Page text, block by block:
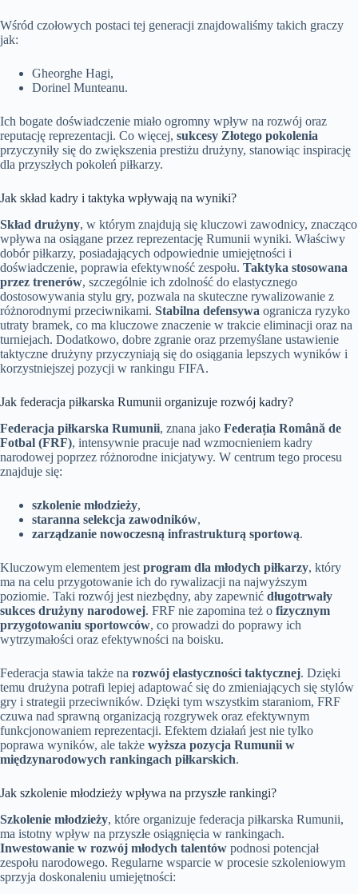
Wśród czołowych postaci tej generacji znajdowaliśmy takich graczy
jak:
Gheorghe Hagi,
Dorinel Munteanu.
Ich bogate doświadczenie miało ogromny wpływ na rozwój oraz
reputację reprezentacji. Co więcej, sukcesy Złotego pokolenia
przyczyniły się do zwiększenia prestiżu drużyny, stanowiąc inspirację
dla przyszłych pokoleń piłkarzy.
Jak skład kadry i taktyka wpływają na wyniki?
Skład drużyny, w którym znajdują się kluczowi zawodnicy, znacząco
wpływa na osiągane przez reprezentację Rumunii wyniki. Właściwy
dobór piłkarzy, posiadających odpowiednie umiejętności i
doświadczenie, poprawia efektywność zespołu. Taktyka stosowana
przez trenerów, szczególnie ich zdolność do elastycznego
dostosowywania stylu gry, pozwala na skuteczne rywalizowanie z
różnorodnymi przeciwnikami. Stabilna defensywa ogranicza ryzyko
utraty bramek, co ma kluczowe znaczenie w trakcie eliminacji oraz na
turniejach. Dodatkowo, dobre zgranie oraz przemyślane ustawienie
taktyczne drużyny przyczyniają się do osiągania lepszych wyników i
korzystniejszej pozycji w rankingu FIFA.
Jak federacja piłkarska Rumunii organizuje rozwój kadry?
Federacja piłkarska Rumunii, znana jako Federația Română de
Fotbal (FRF), intensywnie pracuje nad wzmocnieniem kadry
narodowej poprzez różnorodne inicjatywy. W centrum tego procesu
znajduje się:
szkolenie młodzieży,
staranna selekcja zawodników,
zarządzanie nowoczesną infrastrukturą sportową.
Kluczowym elementem jest program dla młodych piłkarzy, który
ma na celu przygotowanie ich do rywalizacji na najwyższym
poziomie. Taki rozwój jest niezbędny, aby zapewnić długotrwały
sukces drużyny narodowej. FRF nie zapomina też o fizycznym
przygotowaniu sportowców, co prowadzi do poprawy ich
wytrzymałości oraz efektywności na boisku.
Federacja stawia także na rozwój elastyczności taktycznej. Dzięki
temu drużyna potrafi lepiej adaptować się do zmieniających się stylów
gry i strategii przeciwników. Dzięki tym wszystkim staraniom, FRF
czuwa nad sprawną organizacją rozgrywek oraz efektywnym
funkcjonowaniem reprezentacji. Efektem działań jest nie tylko
poprawa wyników, ale także wyższa pozycja Rumunii w
międzynarodowych rankingach piłkarskich.
Jak szkolenie młodzieży wpływa na przyszłe rankingi?
Szkolenie młodzieży, które organizuje federacja piłkarska Rumunii,
ma istotny wpływ na przyszłe osiągnięcia w rankingach.
Inwestowanie w rozwój młodych talentów podnosi potencjał
zespołu narodowego. Regularne wsparcie w procesie szkoleniowym
sprzyja doskonaleniu umiejętności: